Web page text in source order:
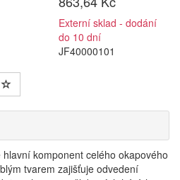
Externí sklad - dodání
do 10 dní
JF40000101
komponent celého okapového
tvarem zajišťuje odvedení